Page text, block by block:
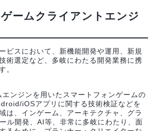
ームクライアントエンジ
ビスにおいて、新機能開発や運用、新規
術選定など、多岐にわたる開発業務に携
。
ンジンを用いたスマートフォンゲームの
iOSアプリに関する技術検証などを
は、インゲーム、アーキテクチャ、グラ
ル開発、AI等、非常に多岐にわたり、面